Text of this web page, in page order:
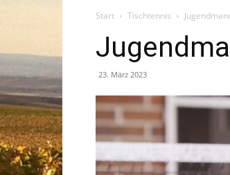
Start Tischtennis
23. März 2023